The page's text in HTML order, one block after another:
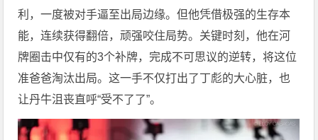
利，一度被对手逼至出局边缘。但他凭借极强的生存本
能，连续获得翻倍，顽强咬住局势。关键时刻，他在河
牌圈击中仅有的3个补牌，完成不可思议的逆转，将这位
准爸爸淘汰出局。这一手不仅打出了丁彪的大心脏，也
让丹牛沮丧直呼“受不了了”。